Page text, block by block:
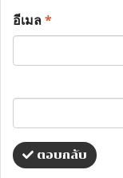
อีเมล*
ตอบกลับ